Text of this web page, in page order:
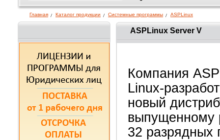
Главная Каталог продукции Системные программы ASPLinux
ASPLinux Server V
Компания
Linux-
новый
выпущенному
32 разрядных